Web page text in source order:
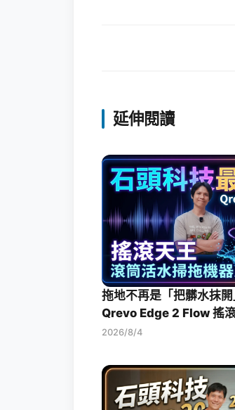
延伸閱讀
拖地不再是「把髒水抹
Qrevo Edge 2 Flow 搖
拖機器人開箱評測
2026/8/4